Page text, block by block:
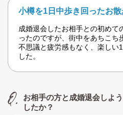
小樽を1日中歩き回ったお散
成婚退会したお相手との初めて
ったのですが、街中をあちこち
不思議と疲労感もなく、楽しい
した。
お相手の方と成婚退会しよ
したか？